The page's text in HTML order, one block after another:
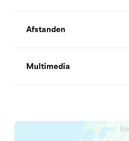
Afstanden
Multimedia